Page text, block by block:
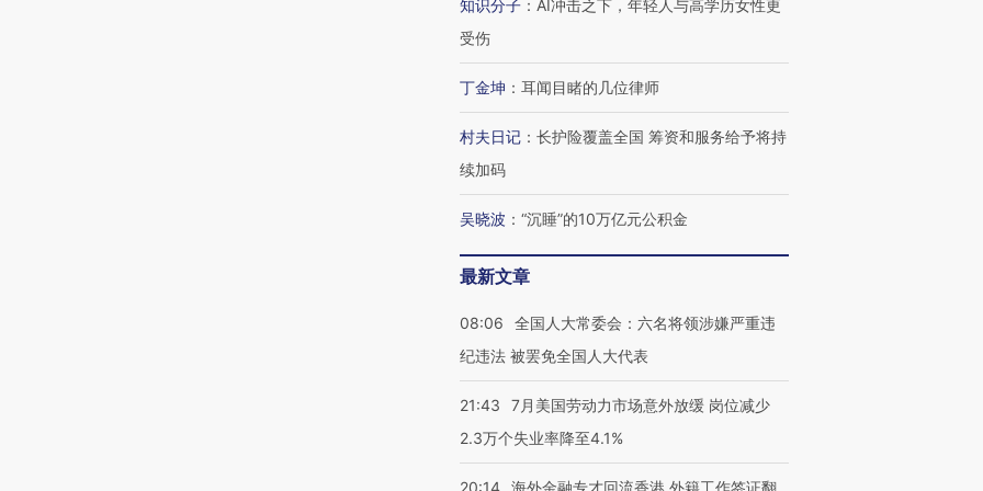
知识分子 ： AI冲击之下，年轻人与高学历女性更
受伤
丁金坤 ： 耳闻目睹的几位律师
村夫日记 ： 长护险覆盖全国 筹资和服务给予将持
续加码
吴晓波 ： “沉睡”的10万亿元公积金
最新文章
08:06
全国人大常委会：六名将领涉嫌严重违
纪违法 被罢免全国人大代表
21:43
7月美国劳动力市场意外放缓 岗位减少
2.3万个失业率降至4.1%
20:14 海外金融专才回流香港 外籍工作签证翻